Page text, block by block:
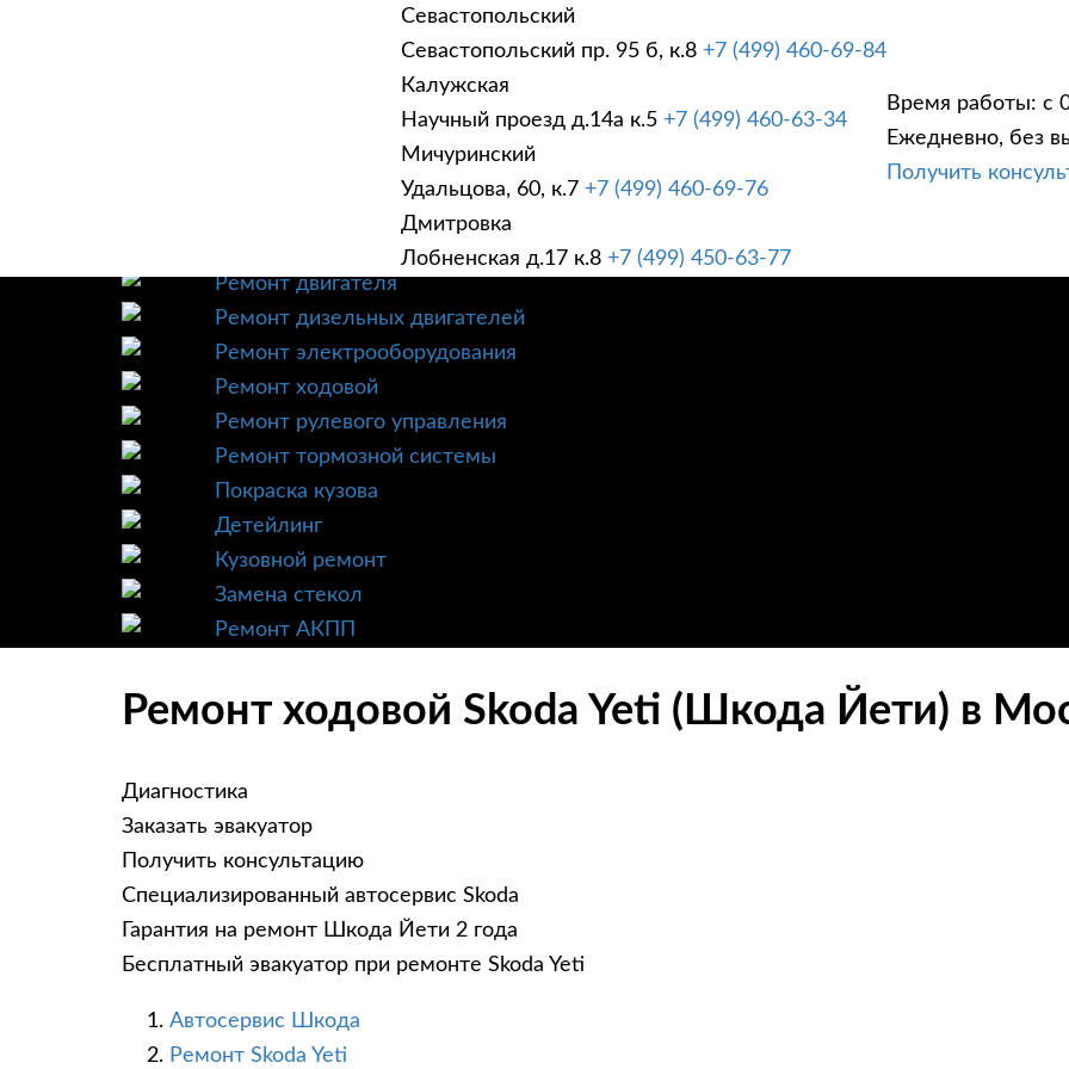
Севастопольский
Севастопольский пр. 95 б, к.8 +7 (499) 460-69-84
Калужская
Научный проезд д.14а к.5 +7 (499) 460-63-34
Мичуринский
Удальцова, 60, к.7 +7 (499) 460-69-76
Дмитровка
Лобненская д.17 к.8 +7 (499) 450-63-77
Время работы: с
Ежедневно, без
Получить
УСЛУГИ
Техническое обслуживание
Ремонт трансмиссии
Ремонт двигателя
Ремонт дизельных двигателей
Ремонт электрооборудования
Ремонт ходовой
Ремонт рулевого управления
Ремонт тормозной системы
Покраска кузова
Детейлинг
Кузовной ремонт
Замена стекол
Ремонт АКПП
Ремонт ходовой Skoda Yeti (Шкода Йети) в
Диагностика
Заказать эвакуатор
Получить консультацию
Специализированный автосервис Skoda
Гарантия на ремонт Шкода Йети 2 года
Бесплатный эвакуатор при ремонте Skoda Yeti
Автосервис Шкода
Ремонт Skoda Yeti